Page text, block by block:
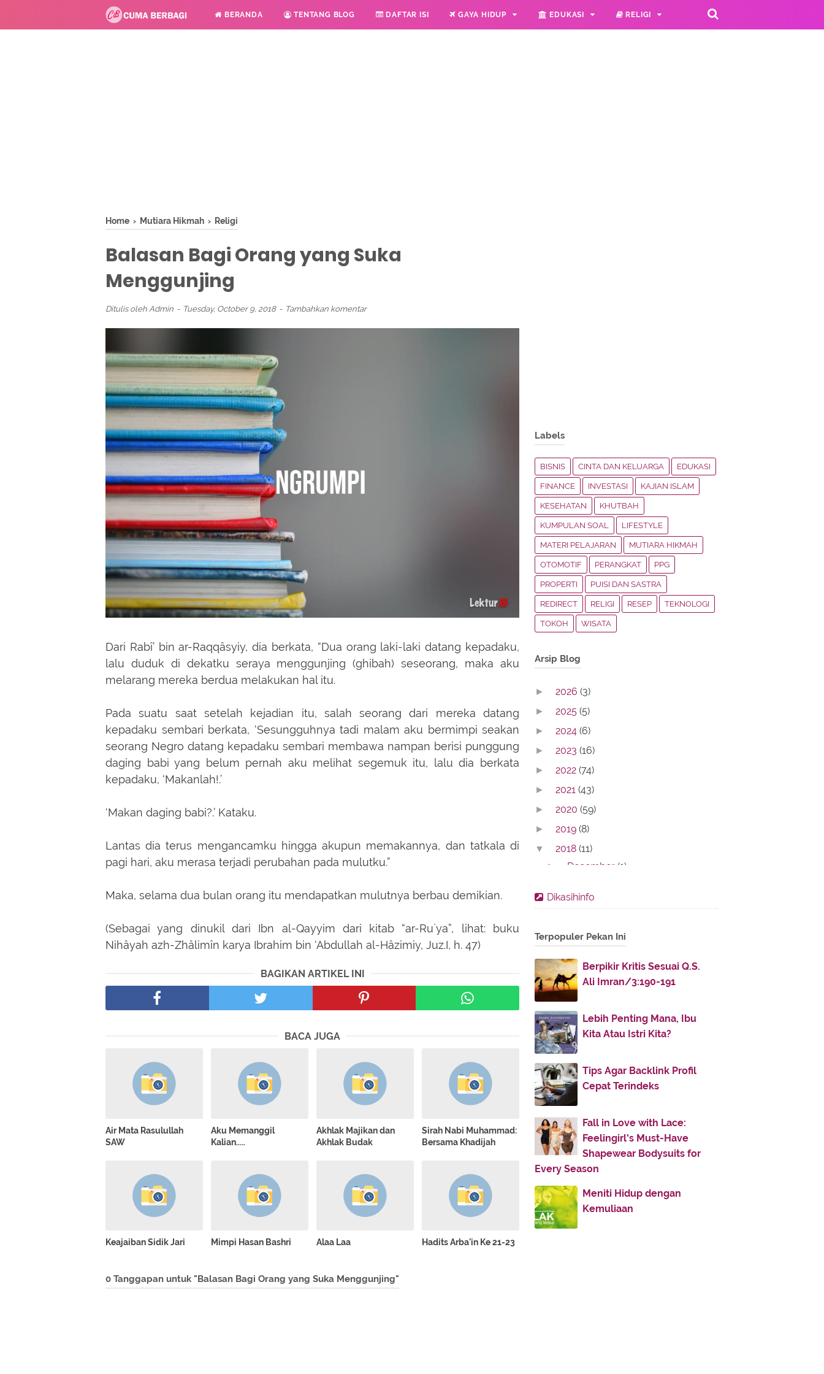
BERANDA TENTANG BLOG DAFTAR ISI GAYA HIDUP EDUKASI RELIGI
Home › Mutiara Hikmah › Religi
Balasan Bagi Orang yang Suka
Menggunjing
Ditulis oleh Admin Tuesday, October 9, 2018 Tambahkan komentar
Dari Rabî’ bin ar-Raqqâsyiy, dia berkata, “Dua orang laki-laki datang kepadaku,
lalu duduk di dekatku seraya menggunjing (ghibah) seseorang, maka aku
melarang mereka berdua melakukan hal itu.
Pada suatu saat setelah kejadian itu, salah seorang dari mereka datang
kepadaku sembari berkata, ‘Sesungguhnya tadi malam aku bermimpi seakan
seorang Negro datang kepadaku sembari membawa nampan berisi punggung
daging babi yang belum pernah aku melihat segemuk itu, lalu dia berkata
kepadaku, ‘Makanlah!.’
‘Makan daging babi?.’ Kataku.
Lantas dia terus mengancamku hingga akupun memakannya, dan tatkala di
pagi hari, aku merasa terjadi perubahan pada mulutku.”
Maka, selama dua bulan orang itu mendapatkan mulutnya berbau demikian.
(Sebagai yang dinukil dari Ibn al-Qayyim dari kitab “ar-Ru`ya”, lihat: buku
Nihâyah azh-Zhâlimîn karya Ibrahim bin ‘Abdullah al-Hâzimiy, Juz.I, h. 47)
BAGIKAN ARTIKEL INI
BACA JUGA
Air Mata Rasulullah
SAW
Aku Memanggil
Kalian.....
Akhlak Majikan dan
Akhlak Budak
Sirah Nabi Muhammad:
Bersama Khadijah
Keajaiban Sidik Jari Mimpi Hasan Bashri Alaa Laa Hadits Arba'in Ke 21-23
0 Tanggapan untuk "Balasan Bagi Orang yang Suka Menggunjing"
Labels
BISNIS CINTA DAN KELUARGA EDUKASI
FINANCE INVESTASI KAJIAN ISLAM
KESEHATAN KHUTBAH
KUMPULAN SOAL LIFESTYLE
MATERI PELAJARAN MUTIARA HIKMAH
OTOMOTIF PERANGKAT PPG
PROPERTI PUISI DAN SASTRA
REDIRECT RELIGI RESEP TEKNOLOGI
TOKOH WISATA
Arsip Blog
► 2026 (3)
► 2025 (5)
► 2024 (6)
► 2023 (16)
► 2022 (74)
► 2021 (43)
► 2020 (59)
► 2019 (8)
▼ 2018 (11)
► December (1)
Menggunjing
Diam Itu Emas
Sandal Jepit dan Peci
Akhirnya Dia Mati Seperti Keledai
► September(1)
► January (1)
► 2017
► 2016 (11)
► 2013 (28)
► 2010 (187)
Dikasihinfo
Terpopuler Pekan Ini
Berpikir Kritis Sesuai Q.S.
Ali Imran/3:190-191
Lebih Penting Mana, Ibu
Kita Atau Istri Kita?
Tips Agar Backlink Profil
Cepat Terindeks
Fall in Love with Lace:
Feelingirl's Must-Have
Shapewear Bodysuits for
Every Season
Meniti Hidup dengan
Kemuliaan